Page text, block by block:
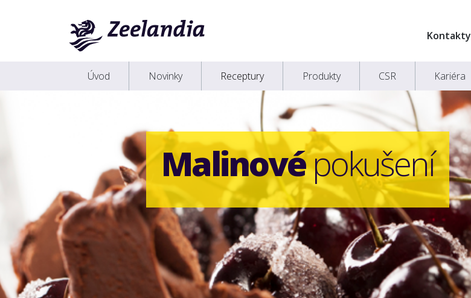
Kontakty
Úvod Novinky Receptury Produkty CSR Kariéra
Malinovépokušení